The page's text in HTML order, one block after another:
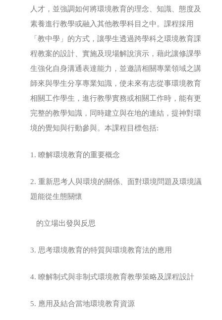
人才，並強調如何將環境教育的理念、知識、態度及
素養進行教學或融入其他教學科目之中。課程採用
「教中學」的方式，讓學生透過跨學科之環境教育課
程教案的設計、實施及現場解說演示，藉此讓修課學
生強化自身溝通表達能力，並邀請相關專業領域之講
師來與學生分享專業知識，使未來有志從事環境教育
相關工作學生，進行教學實務或相關工作時，能有更
完整的教學知識，同時建立與在地的連結，提神對環
境的覺知與行動參與。本課程目標包括:
1. 瞭解環境教育的重要概念
2. 重新思考人與環境的關係、面對環境問題及環境議
題能從生態關懷
的立場出發與反思
3. 思考環境教育的特質與環境教育法的應用
4. 瞭解制式與非制式環境教育教學策略及課程設計
5. 應用及結合當地環境教育資源